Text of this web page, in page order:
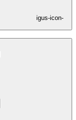
igus-icon-